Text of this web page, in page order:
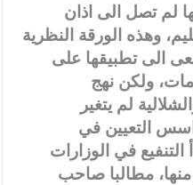
لم تصل الى اذان
وهذه الورقة النظرية
الى تطبيقها على
ولكن نهج
لم يتغير
التعيين في
التنفيع في الوزارات
منها، مطالبا صاحب